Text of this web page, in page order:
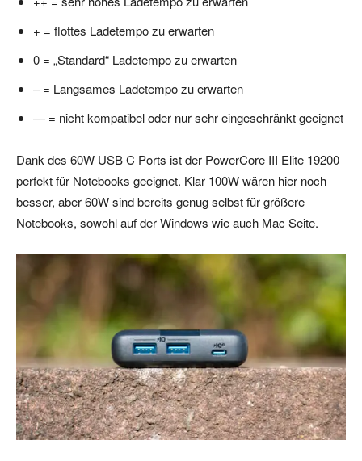
+ = flottes Ladetempo zu erwarten
0 = „Standard“ Ladetempo zu erwarten
– = Langsames Ladetempo zu erwarten
— = nicht kompatibel oder nur sehr eingeschränkt geeignet
Dank des 60W USB C Ports ist der PowerCore III Elite 19200
perfekt für Notebooks geeignet. Klar 100W wären hier noch
besser, aber 60W sind bereits genug selbst für größere
Notebooks, sowohl auf der Windows wie auch Mac Seite.